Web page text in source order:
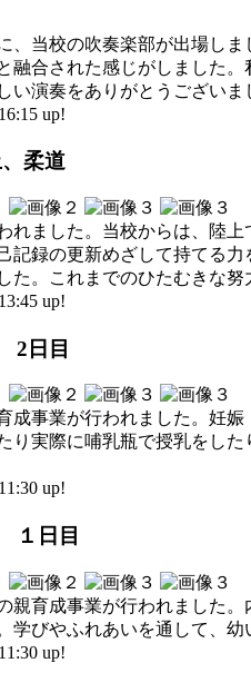
、当校の吹奏楽部が出場し
融合された感じがしました
い演奏をありがとうございま
up!
柔道
れました。当校からは、陸
記録の更新めざして持てる
た。これまでのひたむきな努
up!
2日目
成事業が行われました。妊
り実際に哺乳瓶で授乳をし
up!
１日目
親育成事業が行われました
学びやふれあいを通して、
up!